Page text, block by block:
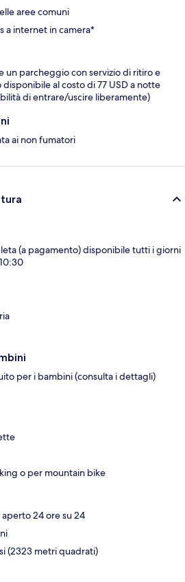
aree comuni
a internet in camera*
un parcheggio con servizio di ritiro e
al costo di 77 USD a notte
di entrare/uscire liberamente)
ai non fumatori
(a pagamento) disponibile tutti i giorni
per i bambini (consulta i dettagli)
o per mountain bike
24 ore su 24
(2323 metri quadrati)